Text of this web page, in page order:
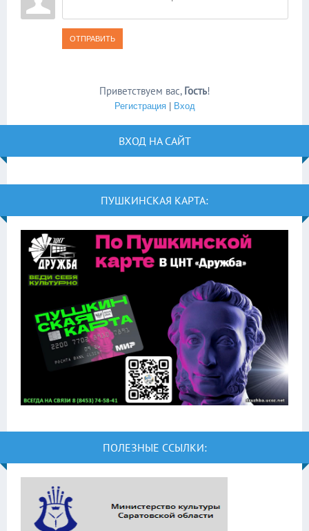
ОТПРАВИТЬ
Приветствуем вас, Гость!
Регистрация| Вход
ВХОД НА САЙТ
ПУШКИНСКАЯ КАРТА:
ПОЛЕЗНЫЕ ССЫЛКИ: